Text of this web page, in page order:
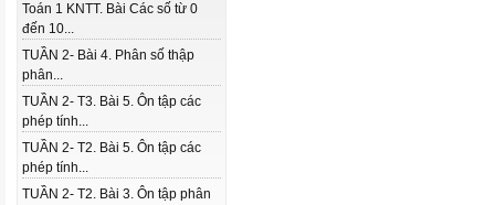
Toán 1 KNTT. Bài Các số từ 0
đến 10...
TUẦN 2- Bài 4. Phân số thập
phân...
TUẦN 2- T3. Bài 5. Ôn tập các
phép tính...
TUẦN 2- T2. Bài 5. Ôn tập các
phép tính...
TUẦN 2- T2. Bài 3. Ôn tập phân